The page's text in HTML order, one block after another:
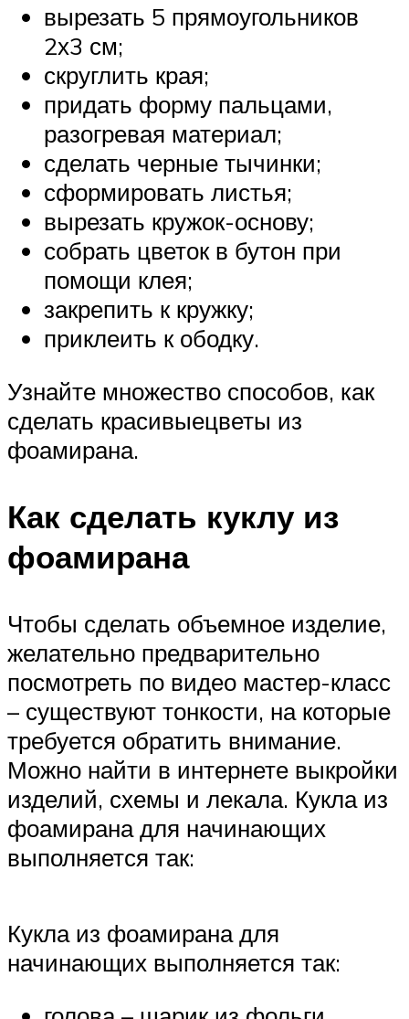
вырезать 5 прямоугольников
2х3 см;
скруглить края;
придать форму пальцами,
разогревая материал;
сделать черные тычинки;
сформировать листья;
вырезать кружок-основу;
собрать цветок в бутон при
помощи клея;
закрепить к кружку;
приклеить к ободку.
Узнайте множество способов, как
сделать красивые­цветы из
фоамирана.
Как сделать куклу из
фоамирана
Чтобы сделать объемное изделие,
желательно предварительно
посмотреть по видео мастер-класс
– существуют тонкости, на которые
требуется обратить внимание.
Можно найти в интернете выкройки
изделий, схемы и лекала. Кукла из
фоамирана для начинающих
выполняется так:
Кукла из фоамирана для
начинающих выполняется так: